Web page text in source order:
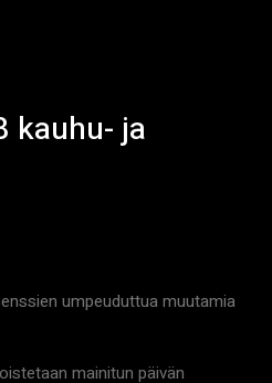
kauhu- ja
umpeuduttua muutamia
mainitun päivän